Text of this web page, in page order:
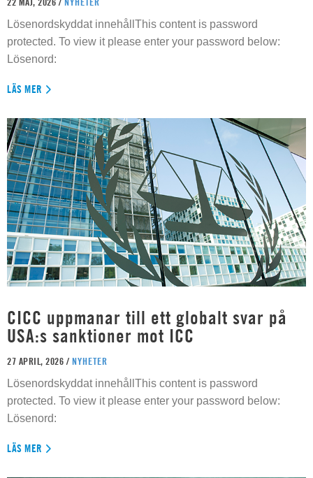
Lösenordskyddat innehållThis content is password
protected. To view it please enter your password below:
Lösenord:
LÄS MER
CICC uppmanar till ett globalt svar på
USA:s sanktioner mot ICC
27 APRIL, 2026 / NYHETER
Lösenordskyddat innehållThis content is password
protected. To view it please enter your password below:
Lösenord:
LÄS MER